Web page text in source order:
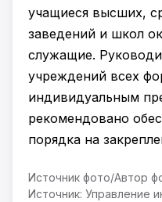
учащиеся высших,
заведений и школ
служащие.
учреждений всех
индивидуальным
рекомендовано
порядка на
Источник фото/Автор
Источник: Управление